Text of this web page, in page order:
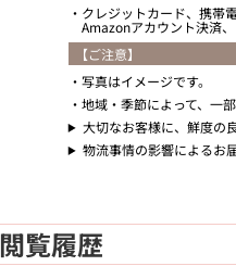
クレジットカード、携帯
Amazonアカウント決済
【ご注意】
写真はイメージです。
地域・季節によって、一
大切なお客様に、鮮度の
物流事情の影響によるお
閲覧履歴